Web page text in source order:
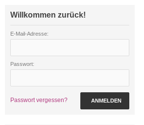
Willkommen zurück!
E-Mail-Adresse:
Passwort:
Passwort vergessen? ANMELDEN